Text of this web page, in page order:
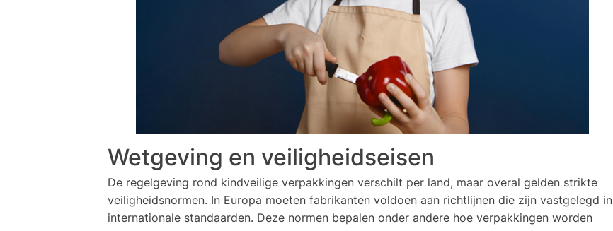
Wetgeving en veiligheidseisen
De regelgeving rond kindveilige verpakkingen verschilt per land, maar overal gelden strikte
veiligheidsnormen. In Europa moeten fabrikanten voldoen aan richtlijnen die zijn vastgelegd in
internationale standaarden. Deze normen bepalen onder andere hoe verpakkingen worden